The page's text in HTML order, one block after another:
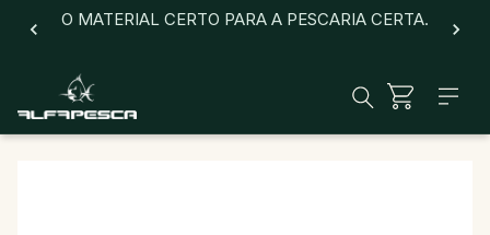
O MATERIAL CERTO PARA A PESCARIA CERTA.